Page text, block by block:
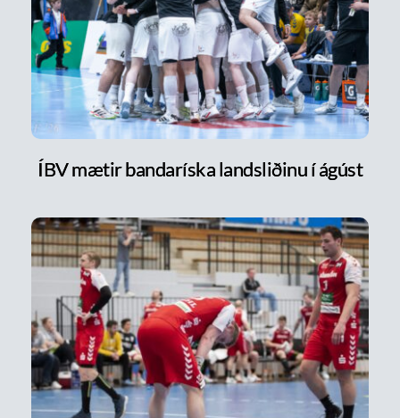
ÍBV mætir bandaríska landsliðinu í ágúst